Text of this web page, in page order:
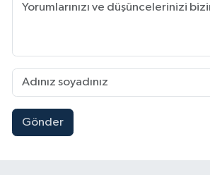
Gönder